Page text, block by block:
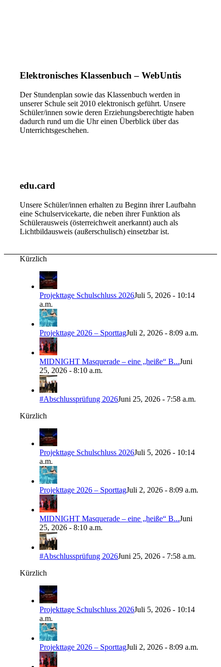
Elektronisches Klassenbuch – WebUntis
Der Stundenplan sowie das Klassenbuch werden in
unserer Schule seit 2010 elektronisch geführt. Unsere
Schüler/innen sowie deren Erziehungsberechtigte haben
dadurch rund um die Uhr einen Überblick über das
Unterrichtsgeschehen.
edu.card
Unsere Schüler/innen erhalten zu Beginn ihrer Laufbahn
eine Schulservicekarte, die neben ihrer Funktion als
Schülerausweis (österreichweit anerkannt) auch als
Lichtbildausweis (außerschulisch) einsetzbar ist.
Kürzlich
Projekttage Schulschluss 2026Juli 5, 2026 - 10:14
a.m.
Projekttage 2026 – SporttagJuli 2, 2026 - 8:09 a.m.
MIDNIGHT Masquerade – eine „heiße“ B...Juni
25, 2026 - 8:10 a.m.
#Abschlussprüfung 2026Juni 25, 2026 - 7:58 a.m.
Kürzlich
Projekttage Schulschluss 2026Juli 5, 2026 - 10:14
a.m.
Projekttage 2026 – SporttagJuli 2, 2026 - 8:09 a.m.
MIDNIGHT Masquerade – eine „heiße“ B...Juni
25, 2026 - 8:10 a.m.
#Abschlussprüfung 2026Juni 25, 2026 - 7:58 a.m.
Kürzlich
Projekttage Schulschluss 2026Juli 5, 2026 - 10:14
a.m.
Projekttage 2026 – SporttagJuli 2, 2026 - 8:09 a.m.